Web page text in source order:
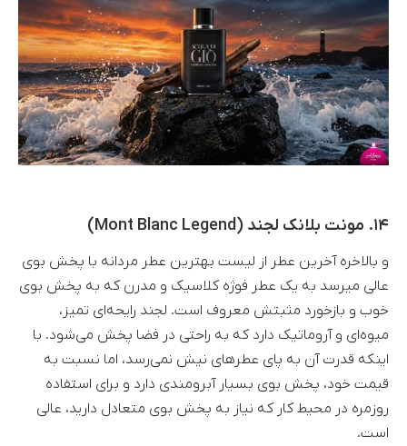
۱۴. مونت بلانک لجند (Mont Blanc Legend)
و بالاخره آخرین عطر از لیست بهترین عطر مردانه با پخش بوی
عالی میرسد به یک عطر فوژه کلاسیک و مدرن که به پخش بوی
خوب و بازخورد مثبتش معروف است. لجند رایحه‌ای تمیز،
میوه‌ای و آروماتیک دارد که به راحتی در فضا پخش می‌شود. با
اینکه قدرت آن به پای عطرهای نیش نمی‌رسد، اما نسبت به
قیمت خود، پخش بوی بسیار آبرومندی دارد و برای استفاده
روزمره در محیط کار که نیاز به پخش بوی متعادل دارید، عالی
است.